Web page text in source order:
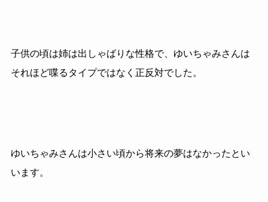
子供の頃は姉は出しゃばりな性格で、ゆいちゃみさんは
それほど喋るタイプではなく正反対でした。
ゆいちゃみさんは小さい頃から将来の夢はなかったとい
います。